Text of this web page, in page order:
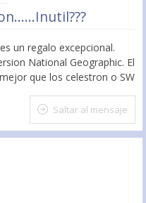
un regalo excepcional.
National Geographic. El
que los celestron o SW
Saltar al mensaje